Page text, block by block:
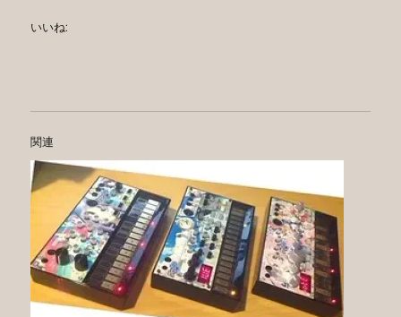
いいね:
関連